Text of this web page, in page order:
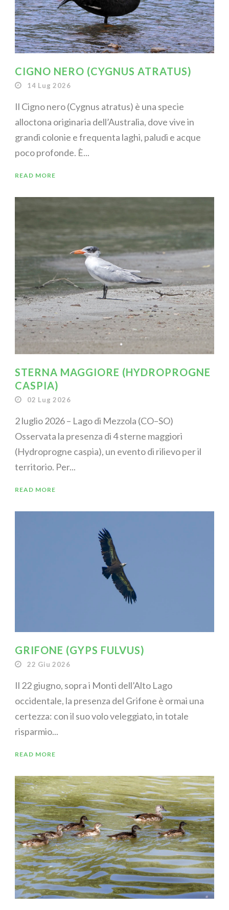
CIGNO NERO (CYGNUS ATRATUS)
14 Lug 2026
Il Cigno nero (Cygnus atratus) è una specie
alloctona originaria dell’Australia, dove vive in
grandi colonie e frequenta laghi, paludi e acque
poco profonde. È...
READ MORE
STERNA MAGGIORE (HYDROPROGNE
CASPIA)
02 Lug 2026
2 luglio 2026 – Lago di Mezzola (CO–SO)
Osservata la presenza di 4 sterne maggiori
(Hydroprogne caspia), un evento di rilievo per il
territorio. Per...
READ MORE
GRIFONE (GYPS FULVUS)
22 Giu 2026
Il 22 giugno, sopra i Monti dell’Alto Lago
occidentale, la presenza del Grifone è ormai una
certezza: con il suo volo veleggiato, in totale
risparmio...
READ MORE